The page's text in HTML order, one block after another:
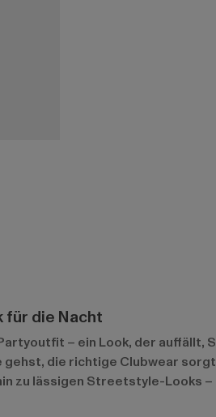
EUR
für die Nacht
– ein Look, der auffällt,
die richtige Clubwear
zu lässigen Streetstyle-Looks